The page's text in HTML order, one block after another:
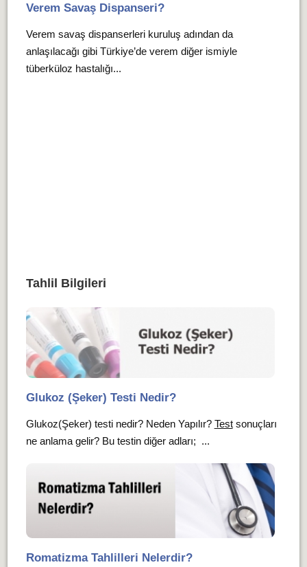
Verem Savaş Dispanseri?
Verem savaş dispanserleri kuruluş adından da
anlaşılacağı gibi Türkiye’de verem diğer ismiyle
tüberküloz hastalığı...
Tahlil Bilgileri
Glukoz (Şeker) Testi Nedir?
Glukoz(Şeker) testi nedir? Neden Yapılır? Testsonuçları
ne anlama gelir? Bu testin diğer adları; ...
Romatizma Tahlilleri Nelerdir?